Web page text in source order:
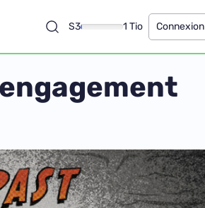
S3 1 Tio Connexion